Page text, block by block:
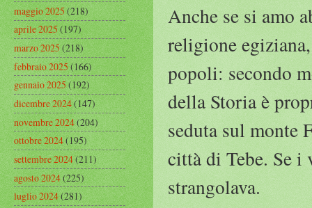
Anche se si amo
religione
popoli: secondo
della Storia è
seduta sul monte
città di Tebe. Se i
strangolava.
maggio 2025(218)
aprile 2025(197)
marzo 2025(218)
febbraio 2025(166)
gennaio 2025(192)
dicembre 2024(147)
novembre 2024(204)
ottobre 2024(195)
settembre 2024(211)
agosto 2024(225)
luglio 2024(281)